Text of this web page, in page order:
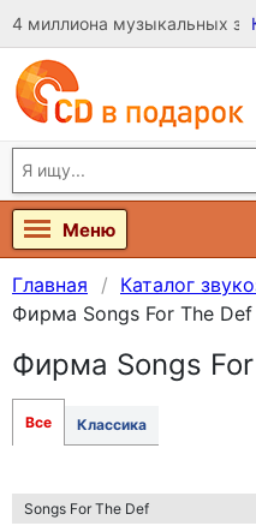
4 миллиона музыкальных
Меню
Главная
Каталог
Фирма Songs For The Def
Фирма Songs
Все Классика
Songs For The Def